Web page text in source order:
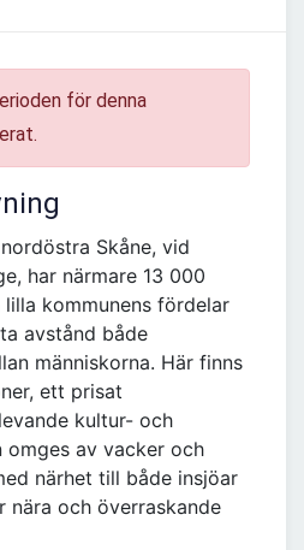
för denna
Skåne, vid
har närmare 13 000
lilla kommunens fördelar
avstånd både
människorna. Här finns
ett prisat
kultur- och
omges av vacker och
närhet till både insjöar
nära och överraskande